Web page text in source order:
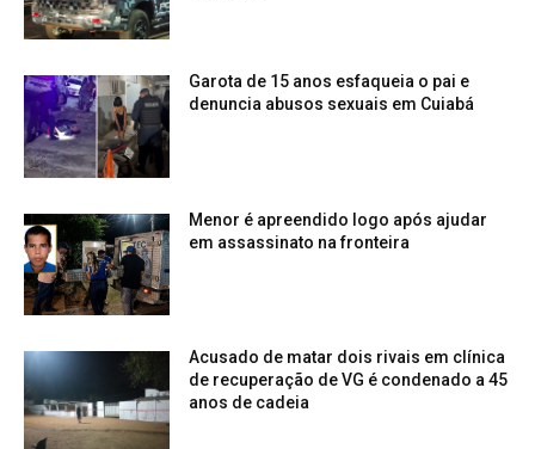
Garota de 15 anos esfaqueia o pai e
denuncia abusos sexuais em Cuiabá
Menor é apreendido logo após ajudar
em assassinato na fronteira
Acusado de matar dois rivais em clínica
de recuperação de VG é condenado a 45
anos de cadeia